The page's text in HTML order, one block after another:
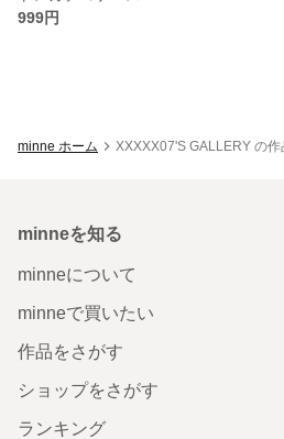
999円
minne ホーム XXXXX07'S GALLERY の作
minneを知る
minneについて
minneで買いたい
作品をさがす
ショップをさがす
ランキング